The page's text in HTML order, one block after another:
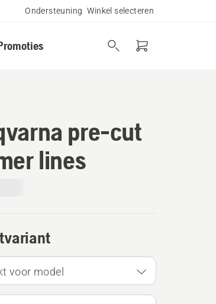
Ondersteuning Winkel selecteren
pre-cut
lines
voor model